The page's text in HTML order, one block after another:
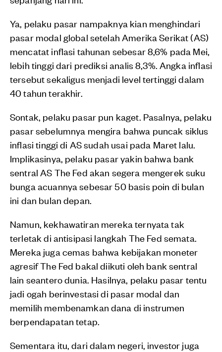
Ya, pelaku pasar nampaknya kian menghindari
pasar modal global setelah Amerika Serikat (AS)
mencatat inflasi tahunan sebesar 8,6% pada Mei,
lebih tinggi dari prediksi analis 8,3%. Angka inflasi
tersebut sekaligus menjadi level tertinggi dalam
40 tahun terakhir.
Sontak, pelaku pasar pun kaget. Pasalnya, pelaku
pasar sebelumnya mengira bahwa puncak siklus
inflasi tinggi di AS sudah usai pada Maret lalu.
Implikasinya, pelaku pasar yakin bahwa bank
sentral AS The Fed akan segera mengerek suku
bunga acuannya sebesar 50 basis poin di bulan
ini dan bulan depan.
Namun, kekhawatiran mereka ternyata tak
terletak di antisipasi langkah The Fed semata.
Mereka juga cemas bahwa kebijakan moneter
agresif The Fed bakal diikuti oleh bank sentral
lain seantero dunia. Hasilnya, pelaku pasar tentu
jadi ogah berinvestasi di pasar modal dan
memilih membenamkan dana di instrumen
berpendapatan tetap.
Sementara itu, dari dalam negeri, investor juga